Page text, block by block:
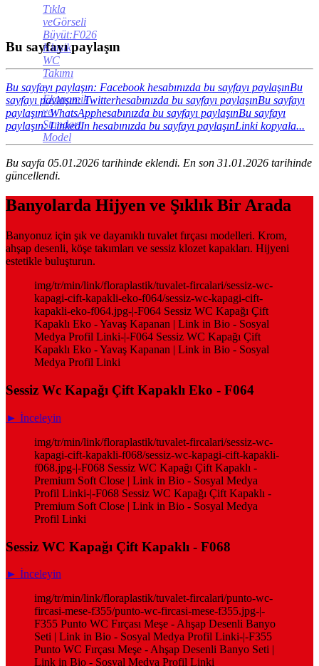
Tıkla
veGörseli
Büyüt:F026
Klasik
WC
Takımı
-
Ekonomik
ve
Standart
Model
Bu sayfayı paylaşın
Bu sayfayı paylaşın: Facebook hesabınızda bu sayfayı paylaşınBu
sayfayı paylaşın: Twitterhesabınızda bu sayfayı paylaşınBu sayfayı
paylaşın: WhatsApphesabınızda bu sayfayı paylaşınBu sayfayı
paylaşın: LinkedIn hesabınızda bu sayfayı paylaşınLinki kopyala...
Bu sayfa 05.01.2026 tarihinde eklendi. En son 31.01.2026 tarihinde
güncellendi.
Banyolarda Hijyen ve Şıklık Bir Arada
Banyonuz için şık ve dayanıklı tuvalet fırçası modelleri. Krom,
ahşap desenli, köşe takımları ve sessiz klozet kapakları. Hijyeni
estetikle buluşturun.
img/tr/min/link/floraplastik/tuvalet-fircalari/sessiz-wc-
kapagi-cift-kapakli-eko-f064/sessiz-wc-kapagi-cift-
kapakli-eko-f064.jpg-|-F064 Sessiz WC Kapağı Çift
Kapaklı Eko - Yavaş Kapanan | Link in Bio - Sosyal
Medya Profil Linki-|-F064 Sessiz WC Kapağı Çift
Kapaklı Eko - Yavaş Kapanan | Link in Bio - Sosyal
Medya Profil Linki
Sessiz Wc Kapağı Çift Kapaklı Eko - F064
► İnceleyin
img/tr/min/link/floraplastik/tuvalet-fircalari/sessiz-wc-
kapagi-cift-kapakli-f068/sessiz-wc-kapagi-cift-kapakli-
f068.jpg-|-F068 Sessiz WC Kapağı Çift Kapaklı -
Premium Soft Close | Link in Bio - Sosyal Medya
Profil Linki-|-F068 Sessiz WC Kapağı Çift Kapaklı -
Premium Soft Close | Link in Bio - Sosyal Medya
Profil Linki
Sessiz WC Kapağı Çift Kapaklı - F068
► İnceleyin
img/tr/min/link/floraplastik/tuvalet-fircalari/punto-wc-
fircasi-mese-f355/punto-wc-fircasi-mese-f355.jpg-|-
F355 Punto WC Fırçası Meşe - Ahşap Desenli Banyo
Seti | Link in Bio - Sosyal Medya Profil Linki-|-F355
Punto WC Fırçası Meşe - Ahşap Desenli Banyo Seti |
Link in Bio - Sosyal Medya Profil Linki